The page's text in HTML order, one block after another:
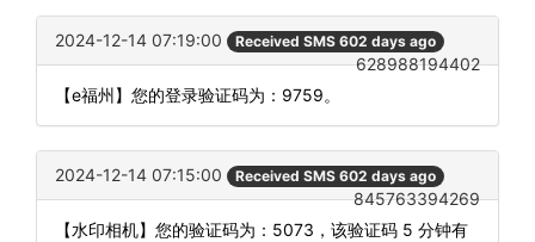
2024-12-14 07:19:00 Received SMS 602 days ago
628988194402
【e福州】您的登录验证码为：9759。
2024-12-14 07:15:00 Received SMS 602 days ago
845763394269
【水印相机】您的验证码为：5073，该验证码 5 分钟有